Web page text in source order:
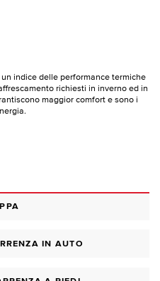
indice delle performance termiche
richiesti in inverno ed in
maggior comfort e sono i
IN AUTO